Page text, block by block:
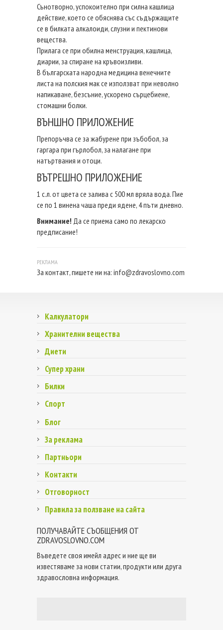
Сънотворно, успокоително при силна кашлица
действие, което се обяснява със съдържащите
се в билката алкалоиди, слузни и пектинови
вещества.
Прилага се при обилна менструация, кашлица,
диарии, за спиране на кръвоизливи.
В българската народна медицина венечните
листа на полския мак се използват при неволно
напикаване, безсъние, ускорено сърцебиене,
стомашни болки.
ВЪНШНО ПРИЛОЖЕНИЕ
Препоръчва се за жабурене при зъбобол, за
гаргара при гърлобол, за налагане при
натъртвания и отоци.
ВЪТРЕШНО ПРИЛОЖЕНИЕ
1 с.л. от цвета се залива с 500 мл вряла вода. Пие
се по 1 винена чаша преди ядене, 4 пъти дневно.
Внимание! Да се приема само по лекарско
предписание!
За контакт, пишете ни на: info@zdravoslovno.com
Калкулатори
Хранителни вещества
Диети
Супер храни
Билки
Спорт
Блог
За реклама
Партньори
Контакти
Отговорност
Правила за ползване на сайта
ПОЛУЧАВАЙТЕ СЪОБЩЕНИЯ ОТ
ZDRAVOSLOVNO.COM
Въведете своя имейл адрес и ние ще ви
известяваме за нови статии, продукти или друга
здравословна информация.